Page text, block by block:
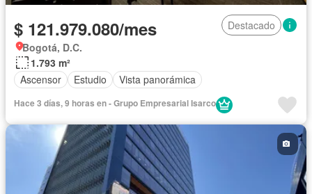
$ 121.979.080/mes
Destacado
Bogotá, D.C.
1.793 m²
Ascensor
Estudio Vista panorámica
Hace 3 días, 9 horas en - Grupo Empresarial Isarco